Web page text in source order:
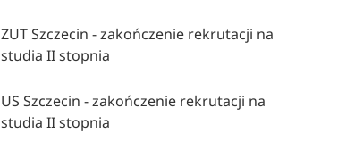
ZUT Szczecin - zakończenie rekrutacji na
studia II stopnia
US Szczecin - zakończenie rekrutacji na
studia II stopnia